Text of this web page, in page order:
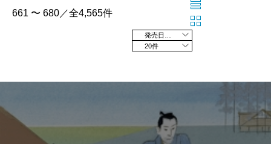
661 〜 680／全4,565件
20件